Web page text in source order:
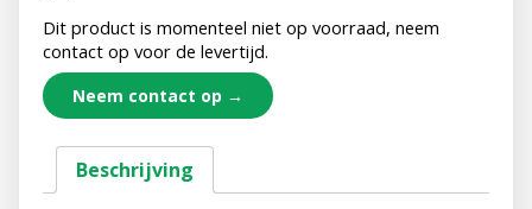
Dit product is momenteel niet op voorraad, neem
contact op voor de levertijd.
Neem contact op →
Beschrijving